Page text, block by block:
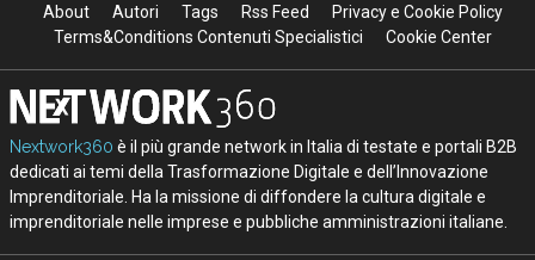
About Autori Tags Rss Feed
Privacy e Cookie Policy
Terms&Conditions Contenuti Specialistici
Cookie Center
Nextwork360 è il più grande network in Italia di testate e portali B2B
dedicati ai temi della Trasformazione Digitale e dell’Innovazione
Imprenditoriale. Ha la missione di diffondere la cultura digitale e
imprenditoriale nelle imprese e pubbliche amministrazioni italiane.